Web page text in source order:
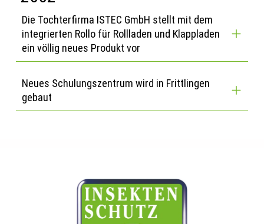
Die Tochterfirma ISTEC GmbH stellt mit dem
integrierten Rollo für Rollladen und Klappladen
ein völlig neues Produkt vor
Neues Schulungszentrum wird in Frittlingen
gebaut